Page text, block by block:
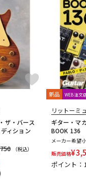
WAVES
Pluginz
Pro-co
Raw Vintage
effects
Richter
Rickenbacker
RIVER FORD
Roland ROMBO
Sadowsky Guitars
Schlagwerk
SCUD Seki
SHRED NECK
ザ・バース
ィション
（税込）
新品 WEB注文
リットーミ
ギター・マ
BOOK 136
メーカー希望
販売価格¥
ポイント